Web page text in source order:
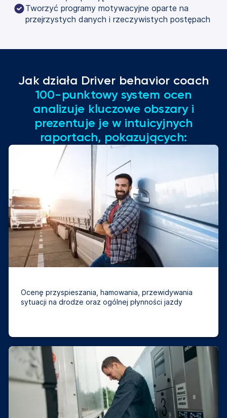
Tworzyć programy motywacyjne oparte na
przejrzystych danych i rzeczywistych postępach
Jak działa Driver behavior coach
100-punktowy system ocen
analizuje kluczowe obszary i
prezentuje je w intuicyjnych
raportach, pokazujących:
Ocenę przyspieszania, hamowania, przewidywania
sytuacji na drodze oraz ogólnej płynności jazdy